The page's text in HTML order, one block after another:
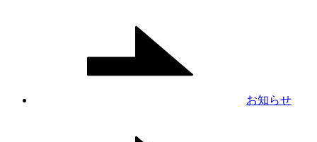
お知らせ